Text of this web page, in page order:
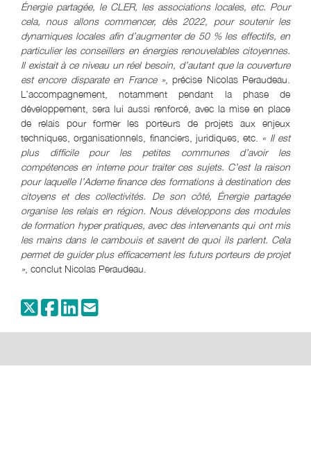
Énergie partagée, le CLER, les associations locales, etc. Pour
cela, nous allons commencer, dès 2022, pour soutenir les
dynamiques locales afin d’augmenter de 50 % les effectifs, en
particulier les conseillers en énergies renouvelables citoyennes.
Il existait à ce niveau un réel besoin, d’autant que la couverture
est encore disparate en France », précise Nicolas Peraudeau.
L’accompagnement, notamment pendant la phase de
développement, sera lui aussi renforcé, avec la mise en place
de relais pour former les porteurs de projets aux enjeux
techniques, organisationnels, financiers, juridiques, etc. « Il est
plus difficile pour les petites communes d’avoir les
compétences en interne pour traiter ces sujets. C’est la raison
pour laquelle l’Ademe finance des formations à destination des
citoyens et des collectivités. De son côté, Énergie partagée
organise les relais en région. Nous développons des modules
de formation hyper pratiques, avec des intervenants qui ont mis
les mains dans le cambouis et savent de quoi ils parlent. Cela
permet de guider plus efficacement les futurs porteurs de projet
» , conclut Nicolas Peraudeau.